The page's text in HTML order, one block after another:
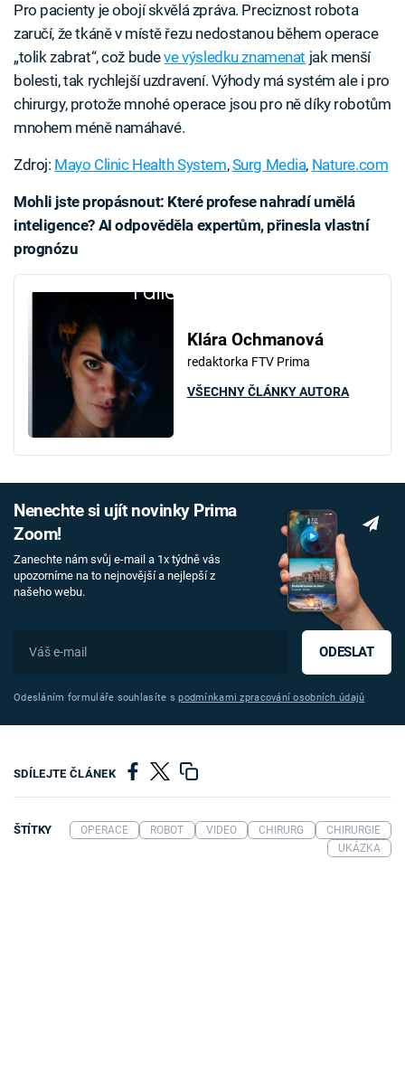
Pro pacienty je obojí skvělá zpráva. Preciznost robota
zaručí, že tkáně v místě řezu nedostanou během operace
„tolik zabrat“, což budeve výsledku znamenat jak menší
bolesti, tak rychlejší uzdravení. Výhody má systém ale i pro
chirurgy, protože mnohé operace jsou pro ně díky robotům
mnohem méně namáhavé.
Zdroj: Mayo Clinic Health System,Surg Media, Nature.com
Mohli jste propásnout: Které profese nahradí umělá
inteligence? AI odpověděla expertům, přinesla vlastní
prognózu
Failed to fetch
Klára Ochmanová
redaktorka FTV Prima
VŠECHNY ČLÁNKY AUTORA
Nenechte si ujít novinky Prima
Zoom!
Zanechte nám svůj e-mail a 1x týdně vás
upozorníme na to nejnovější a nejlepší z
našeho webu.
ODESLAT
Odesláním formuláře souhlasíte spodmínkami zpracování osobních údajů
SDÍLEJTE ČLÁNEK
ŠTÍTKY OPERACE ROBOT VIDEO CHIRURG
CHIRURGIE
UKÁZKA